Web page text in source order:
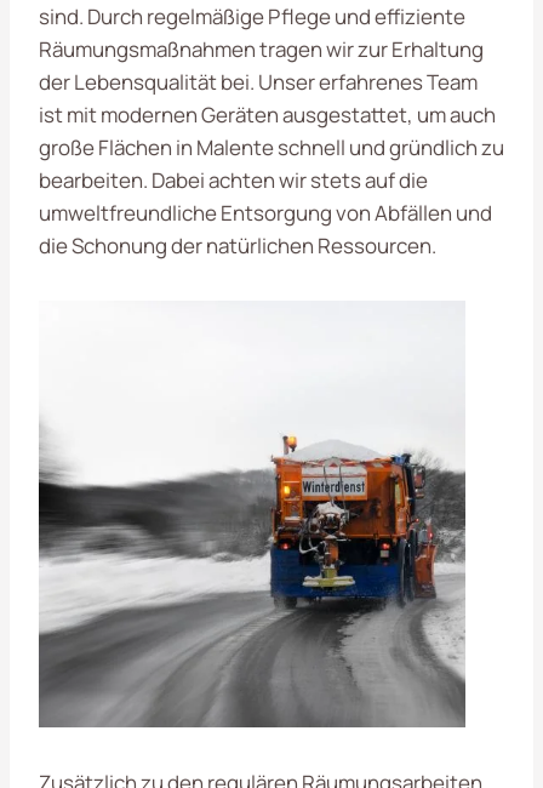
sind. Durch regelmäßige Pflege und effiziente
Räumungsmaßnahmen tragen wir zur Erhaltung
der Lebensqualität bei. Unser erfahrenes Team
ist mit modernen Geräten ausgestattet, um auch
große Flächen in Malente schnell und gründlich zu
bearbeiten. Dabei achten wir stets auf die
umweltfreundliche Entsorgung von Abfällen und
die Schonung der natürlichen Ressourcen.
Zusätzlich zu den regulären Räumungsarbeiten